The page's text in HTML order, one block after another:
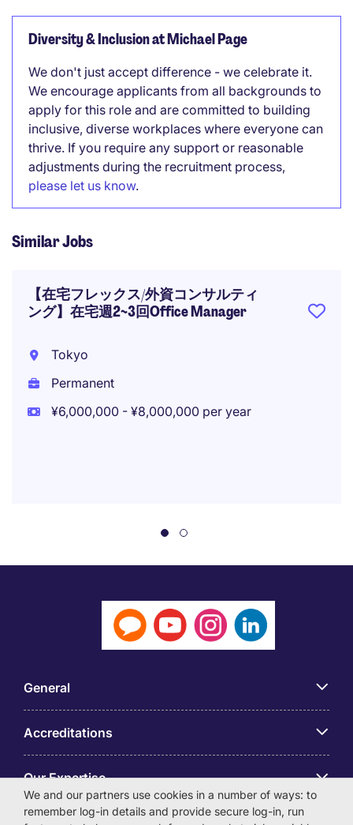
Diversity & Inclusion at Michael Page
We don't just accept difference - we celebrate it.
We encourage applicants from all backgrounds to
apply for this role and are committed to building
inclusive, diverse workplaces where everyone can
thrive. If you require any support or reasonable
adjustments during the recruitment process,
please let us know.
Similar Jobs
【在宅フレックス/外資コンサルティ
ング】在宅週2~3回Office Manager
Tokyo
Permanent
¥6,000,000 - ¥8,000,000 per year
General
Accreditations
Our Expertise
We and our partners use cookies in a number of ways: to
remember log-in details and provide secure log-in, run